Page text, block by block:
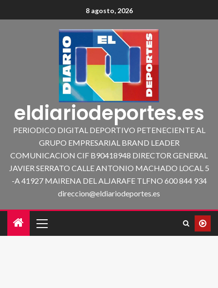
8 agosto, 2026
eldiariodeportes.es
PERIODICO DIGITAL DEPORTIVO PETENECIENTE AL
GRUPO EMPRESARIAL BRAND LEADER
COMUNICACION CIF B90418948 DIRECTOR GENERAL
JAVIER SERRATO CALLE ANTONIO MACHADO LOCAL 5
-A 41927 MAIRENA DEL ALJARAFE TLFNO 600 844 934
direccion@eldiariodeportes.es